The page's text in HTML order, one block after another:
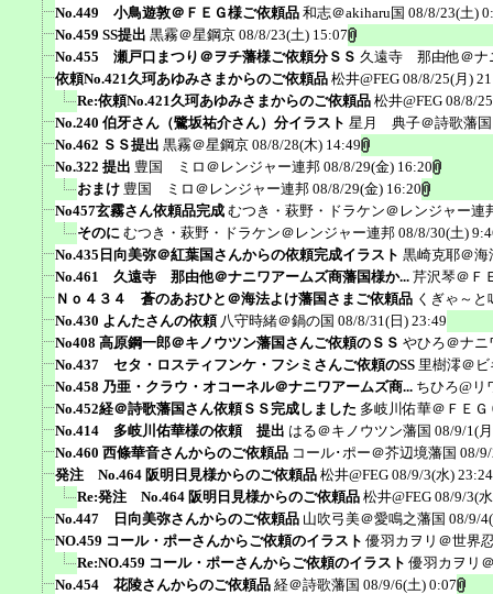
No.449 小鳥遊敦＠ＦＥＧ様ご依頼品 和志＠akiharu国 08/8/23(土)
No.459 SS提出 黒霧＠星鋼京 08/8/23(土) 15:07
No.455 瀬戸口まつり＠ヲチ藩様ご依頼分ＳＳ 久遠寺 那由他＠ナ
依頼No.421久珂あゆみさまからのご依頼品 松井@FEG 08/8/25(月)
Re:依頼No.421久珂あゆみさまからのご依頼品 松井@FEG 08/8/
No.240 伯牙さん（鷺坂祐介さん）分イラスト 星月 典子＠詩歌藩国
No.462 ＳＳ提出 黒霧＠星鋼京 08/8/28(木) 14:49
No.322 提出 豊国 ミロ＠レンジャー連邦 08/8/29(金) 16:20
おまけ 豊国 ミロ＠レンジャー連邦 08/8/29(金) 16:20
No457玄霧さん依頼品完成 むつき・萩野・ドラケン＠レンジャー連
そのに むつき・萩野・ドラケン＠レンジャー連邦 08/8/30(土)
No.435日向美弥＠紅葉国さんからの依頼完成イラスト 黒崎克耶＠海
No.461 久遠寺 那由他＠ナニワアームズ商藩国様か... 芹沢琴＠Ｆ
Ｎｏ４３４ 蒼のあおひと＠海法よけ藩国さまご依頼品 くぎゃ～
No.430 よんたさんの依頼 八守時緒＠鍋の国 08/8/31(日) 23:49
No408 高原鋼一郎＠キノウツン藩国さんご依頼のＳＳ やひろ＠ナニ
No.437 セタ・ロスティフンケ・フシミさんご依頼のSS 里樹澪＠
No.458 乃亜・クラウ・オコーネル＠ナニワアームズ商... ちひろ@リ
No.452経＠詩歌藩国さん依頼ＳＳ完成しました 多岐川佑華＠ＦＥＧ
No.414 多岐川佑華様の依頼 提出 はる＠キノウツン藩国 08/9/1(
No.460 西條華音さんからのご依頼品 コール･ポー＠芥辺境藩国 08/
発注 No.464 阪明日見様からのご依頼品 松井@FEG 08/9/3(水) 23:24
Re:発注 No.464 阪明日見様からのご依頼品 松井@FEG 08/9/3(
No.447 日向美弥さんからのご依頼品 山吹弓美＠愛鳴之藩国 08/9/
NO.459 コール・ポーさんからご依頼のイラスト 優羽カヲリ＠世界
Re:NO.459 コール・ポーさんからご依頼のイラスト 優羽カヲリ
No.454 花陵さんからのご依頼品 経＠詩歌藩国 08/9/6(土) 0:07